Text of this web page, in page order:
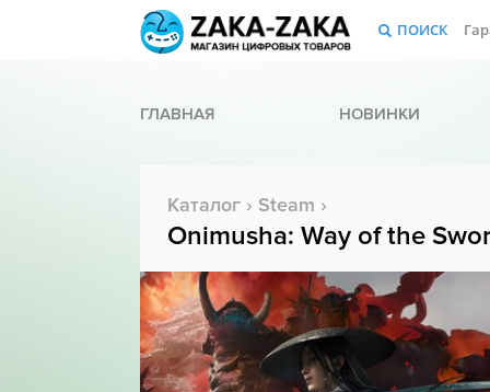
ПОИСК
ГЛАВНАЯ НОВИНКИ
Каталог › Steam ›
Onimusha: Way of the